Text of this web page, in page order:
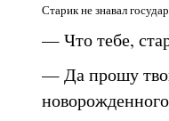
Старик не знавал
— Что тебе,
— Да прошу